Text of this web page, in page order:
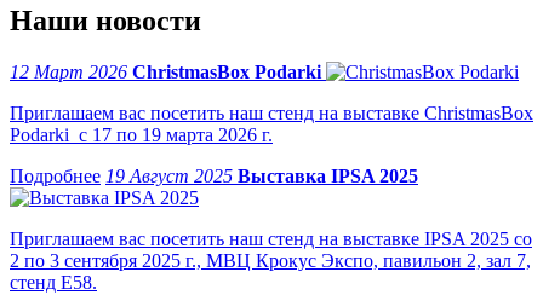
Наши новости
12 Март 2026 ChristmasBox Podarki
Приглашаем вас посетить наш стенд на выставке ChristmasBox
Podarki с 17 по 19 марта 2026 г.
19 Август 2025 Выставка IPSA 2025
Приглашаем вас посетить наш стенд на выставке IPSA 2025 со
2 по 3 сентября 2025 г., МВЦ Крокус Экспо, павильон 2, зал 7,
стенд Е58.